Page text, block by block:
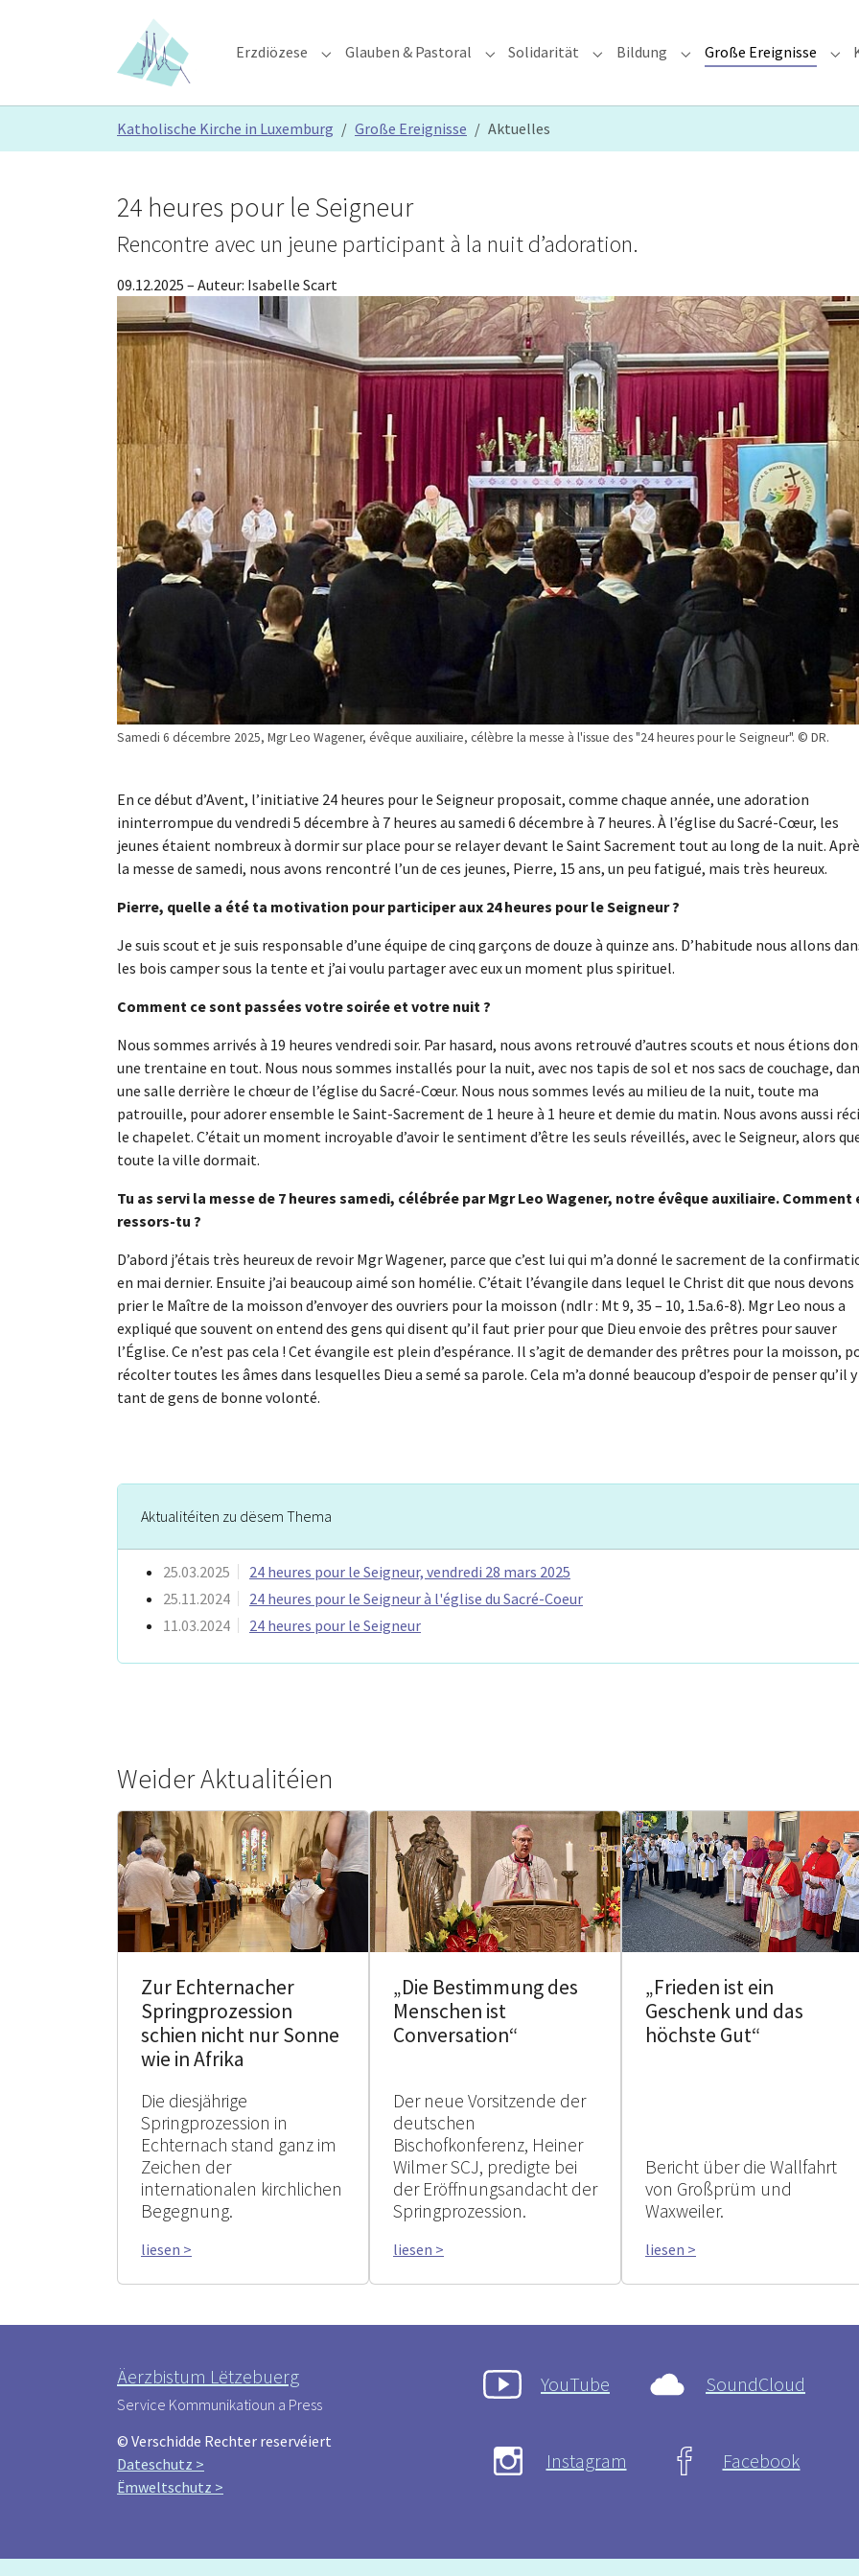
Erzdiözese Submenu for "Erzdiözese"
Glauben & Pastoral Submenu for "Glauben & Pastoral"
Solidarität Submenu for "Solidarität"
Bildung Submenu for "Bildung"
Große Ereignisse
Katholische Kirche in Luxemburg Große Ereignisse Aktuelles
Samedi 6 décembre 2025, Mgr Leo Wagener, évêque auxiliaire, célèbre la messe à l'issue des "24 heures pour le Seigneur". © DR.
24 heures pour le Seigneur
Rencontre avec un jeune participant à la nuit d’adoration.
09.12.2025 – Auteur: Isabelle Scart
En ce début d’Avent, l’initiative 24 heures pour le Seigneur proposait, comme chaque année, une adoration
ininterrompue du vendredi 5 décembre à 7 heures au samedi 6 décembre à 7 heures. À l’église du Sacré-Cœur, les
jeunes étaient nombreux à dormir sur place pour se relayer devant le Saint Sacrement tout au long de la nuit.
la messe de samedi, nous avons rencontré l’un de ces jeunes, Pierre, 15 ans, un peu fatigué, mais très heureux.
Pierre, quelle a été ta motivation pour participer aux 24 heures pour le Seigneur ?
Je suis scout et je suis responsable d’une équipe de cinq garçons de douze à quinze ans. D’habitude nous allons
les bois camper sous la tente et j’ai voulu partager avec eux un moment plus spirituel.
Comment ce sont passées votre soirée et votre nuit ?
Nous sommes arrivés à 19 heures vendredi soir. Par hasard, nous avons retrouvé d’autres scouts et nous étions
une trentaine en tout. Nous nous sommes installés pour la nuit, avec nos tapis de sol et nos sacs de couchage,
une salle derrière le chœur de l’église du Sacré-Cœur. Nous nous sommes levés au milieu de la nuit, toute ma
patrouille, pour adorer ensemble le Saint-Sacrement de 1 heure à 1 heure et demie du matin. Nous avons aussi
le chapelet. C’était un moment incroyable d’avoir le sentiment d’être les seuls réveillés, avec le Seigneur, alors
toute la ville dormait.
Tu as servi la messe de 7 heures samedi, célébrée par Mgr Leo Wagener, notre évêque auxiliaire. Comment
ressors-tu ?
D’abord j’étais très heureux de revoir Mgr Wagener, parce que c’est lui qui m’a donné le sacrement de la
en mai dernier. Ensuite j’ai beaucoup aimé son homélie. C’était l’évangile dans lequel le Christ dit que nous devons
prier le Maître de la moisson d’envoyer des ouvriers pour la moisson (ndlr : Mt 9, 35 – 10, 1.5a.6-8). Mgr Leo nous a
expliqué que souvent on entend des gens qui disent qu’il faut prier pour que Dieu envoie des prêtres pour sauver
l’Église. Ce n’est pas cela ! Cet évangile est plein d’espérance. Il s’agit de demander des prêtres pour la moisson,
récolter toutes les âmes dans lesquelles Dieu a semé sa parole. Cela m’a donné beaucoup d’espoir de penser qu’il y
tant de gens de bonne volonté.
Aktualitéiten zu dësem Thema
25.03.2025
24 heures pour le Seigneur, vendredi 28 mars 2025
25.11.2024
24 heures pour le Seigneur à l'église du Sacré-Coeur
11.03.2024
24 heures pour le Seigneur
Weider Aktualitéien
Zur Echternacher
Springprozession
schien nicht nur Sonne
wie in Afrika
Die diesjährige
Springprozession in
Echternach stand ganz im
Zeichen der
internationalen kirchlichen
Begegnung.
liesen >
„Die Bestimmung des
Menschen ist
Conversation“
Der neue Vorsitzende der
deutschen
Bischofkonferenz, Heiner
Wilmer SCJ, predigte bei
der Eröffnungsandacht der
Springprozession.
liesen >
„Frieden ist ein
Geschenk und das
höchste Gut“
Bericht über die Wallfahrt
von Großprüm und
Waxweiler.
liesen >
Äerzbistum Lëtzebuerg
Service Kommunikatioun a Press
© Verschidde Rechter reservéiert
Dateschutz >
Ëmweltschutz >
YouTube SoundCloud
Instagram Facebook